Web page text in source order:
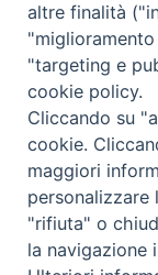
Piazza del
Informativa
Seguici su
altre finalità
"targeting e
cookie policy.
Cliccando su
cookie.
maggiori
personalizzare
"rifiuta" o
la navigazione